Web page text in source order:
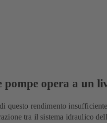
pompe opera a un
questo rendimento
tra il sistema idraulico